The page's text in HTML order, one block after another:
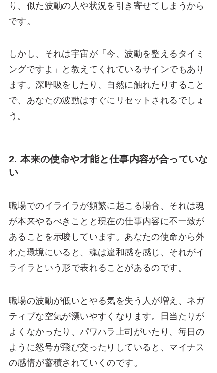
り、似た波動の人や状況を引き寄せてしまうから
です。
しかし、それは宇宙が「今、波動を整えるタイミ
ングですよ」と教えてくれているサインでもあり
ます。深呼吸をしたり、自然に触れたりすること
で、あなたの波動はすぐにリセットされるでしょ
う。
2. 本来の使命や才能と仕事内容が合っていな
い
職場でのイライラが頻繁に起こる場合、それは魂
が本来やるべきことと現在の仕事内容に不一致が
あることを示唆しています。あなたの使命から外
れた環境にいると、魂は違和感を感じ、それがイ
ライラという形で表れることがあるのです。
職場の波動が低いとやる気を失う人が増え、ネガ
ティブな空気が漂いやすくなります。日当たりが
よくなかったり、パワハラ上司がいたり、毎日の
ように怒号が飛び交ったりしていると、マイナス
の感情が蓄積されていくのです。